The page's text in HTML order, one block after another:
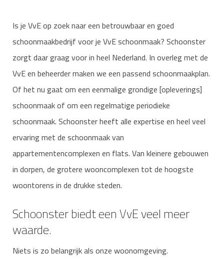
Is je VvE op zoek naar een betrouwbaar en goed
schoonmaakbedrijf voor je VvE schoonmaak? Schoonster
zorgt daar graag voor in heel Nederland. In overleg met de
VvE en beheerder maken we een passend schoonmaakplan.
Of het nu gaat om een eenmalige grondige [opleverings]
schoonmaak of om een regelmatige periodieke
schoonmaak. Schoonster heeft alle expertise en heel veel
ervaring met de schoonmaak van
appartementencomplexen en flats. Van kleinere gebouwen
in dorpen, de grotere wooncomplexen tot de hoogste
woontorens in de drukke steden.
Schoonster biedt een VvE veel meer
waarde.
Niets is zo belangrijk als onze woonomgeving.